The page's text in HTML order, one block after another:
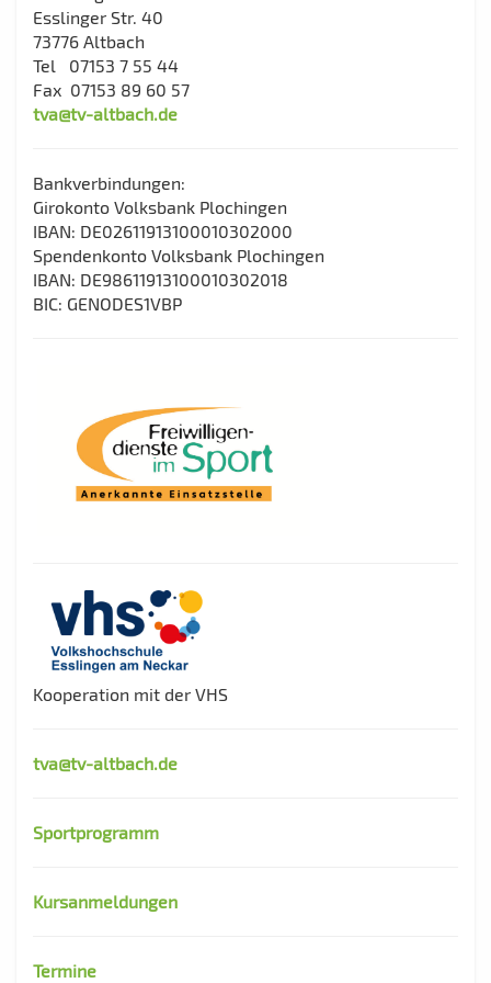
Esslinger Str. 40
73776 Altbach
Tel 07153 7 55 44
Fax 07153 89 60 57
tva@tv-altbach.de
Bankverbindungen:
Girokonto Volksbank Plochingen
IBAN: DE02611913100010302000
Spendenkonto Volksbank Plochingen
IBAN: DE98611913100010302018
BIC: GENODES1VBP
Kooperation mit der VHS
tva@tv-altbach.de
Sportprogramm
Kursanmeldungen
Termine